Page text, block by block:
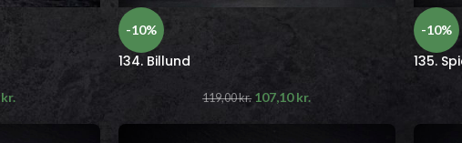
kr.
-10%
134. Billund
119,00kr. 107,10kr.
-10%
135.